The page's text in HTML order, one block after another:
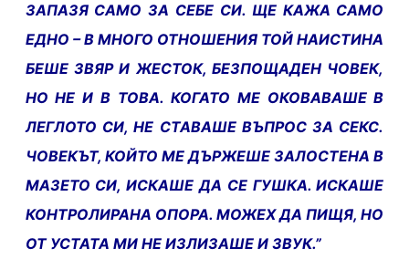
ЗАПАЗЯ САМО ЗА СЕБЕ СИ. ЩЕ КАЖА САМО
ЕДНО – В МНОГО ОТНОШЕНИЯ ТОЙ НАИСТИНА
БЕШЕ ЗВЯР И ЖЕСТОК, БЕЗПОЩАДЕН ЧОВЕК,
НО НЕ И В ТОВА. КОГАТО МЕ ОКОВАВАШЕ В
ЛЕГЛОТО СИ, НЕ СТАВАШЕ ВЪПРОС ЗА СЕКС.
ЧОВЕКЪТ, КОЙТО МЕ ДЪРЖЕШЕ ЗАЛОСТЕНА В
МАЗЕТО СИ, ИСКАШЕ ДА СЕ ГУШКА. ИСКАШЕ
КОНТРОЛИРАНА ОПОРА. МОЖЕХ ДА ПИЩЯ, НО
ОТ УСТАТА МИ НЕ ИЗЛИЗАШЕ И ЗВУК.”